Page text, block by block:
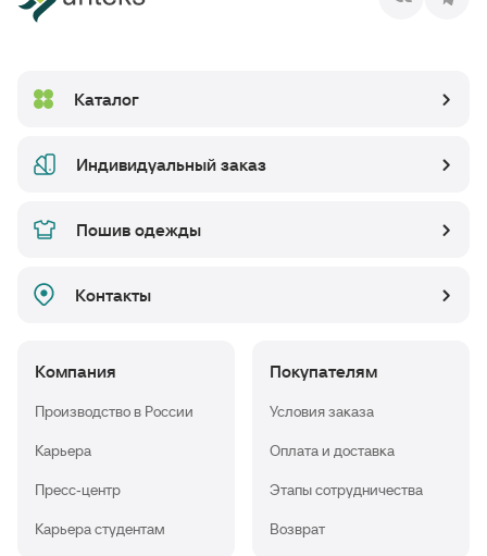
Каталог
Индивидуальный заказ
Пошив одежды
Контакты
Компания
Производство в России
Карьера
Пресс-центр
Карьера студентам
Покупателям
Условия заказа
Оплата и доставка
Этапы сотрудничества
Возврат